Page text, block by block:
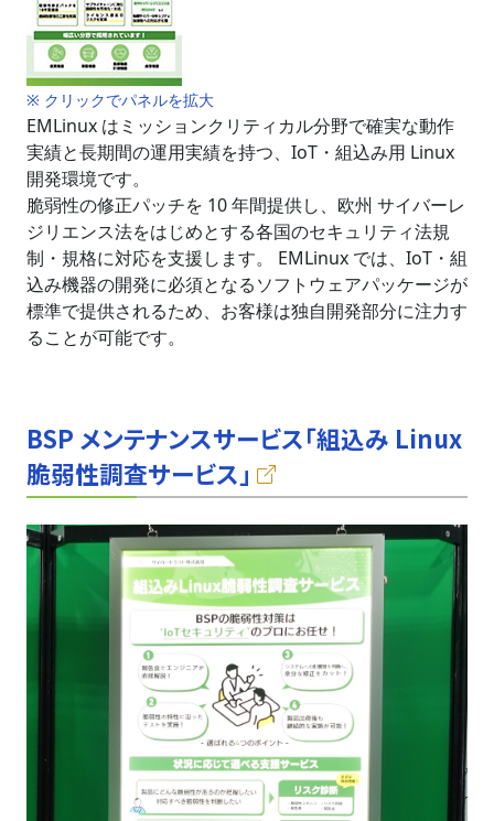
※ クリックでパネルを拡大
EMLinux はミッションクリティカル分野で確実な動作
実績と長期間の運用実績を持つ、IoT・組込み用 Linux
開発環境です。
脆弱性の修正パッチを 10 年間提供し、欧州 サイバーレ
ジリエンス法をはじめとする各国のセキュリティ法規
制・規格に対応を支援します。 EMLinux では、IoT・組
込み機器の開発に必須となるソフトウェアパッケージが
標準で提供されるため、お客様は独自開発部分に注力す
ることが可能です。
BSP メンテナンスサービス「組込み Linux
脆弱性調査サービス」